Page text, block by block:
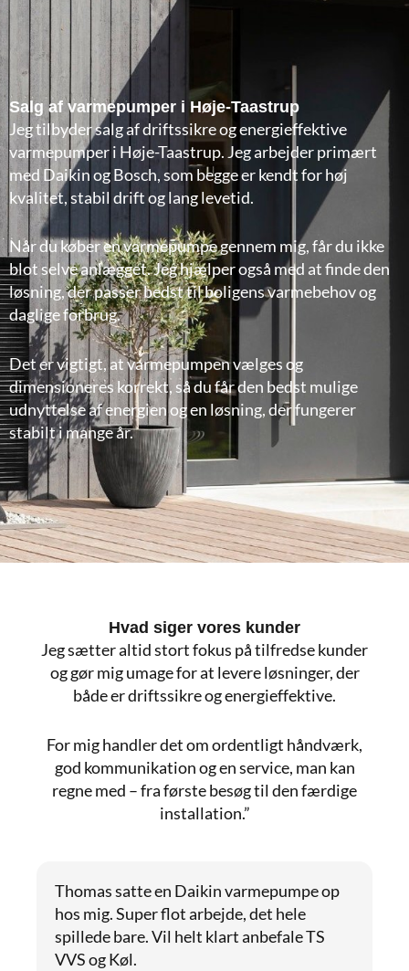
Salg af varmepumper i Høje-Taastrup
Jeg tilbyder salg af driftssikre og energieffektive
varmepumper i Høje-Taastrup. Jeg arbejder primært
med Daikin og Bosch, som begge er kendt for høj
kvalitet, stabil drift og lang levetid.
Når du køber en varmepumpe gennem mig, får du ikke
blot selve anlægget. Jeg hjælper også med at finde den
løsning, der passer bedst til boligens varmebehov og
daglige forbrug.
Det er vigtigt, at varmepumpen vælges og
dimensioneres korrekt, så du får den bedst mulige
udnyttelse af energien og en løsning, der fungerer
stabilt i mange år.
Hvad siger vores kunder
Jeg sætter altid stort fokus på tilfredse kunder
og gør mig umage for at levere løsninger, der
både er driftssikre og energi­effektive.
For mig handler det om ordentligt håndværk,
god kommunikation og en service, man kan
regne med – fra første besøg til den færdige
installation.”
Thomas satte en Daikin varmepumpe op
hos mig. Super flot arbejde, det hele
spillede bare. Vil helt klart anbefale TS
VVS og Køl.